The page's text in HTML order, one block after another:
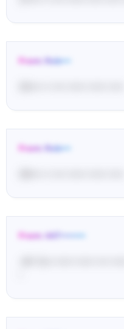
From: Rob•••
From: Rob•••
From: 447••••••••